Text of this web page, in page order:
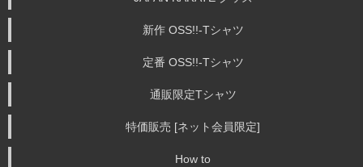
新作 OSS!!-Tシャツ
定番 OSS!!-Tシャツ
通販限定Tシャツ
特価販売 [ネット会員限定]
How to